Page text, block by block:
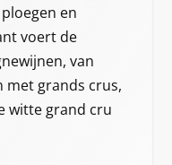
en
voert de
van
met grands crus,
witte grand cru